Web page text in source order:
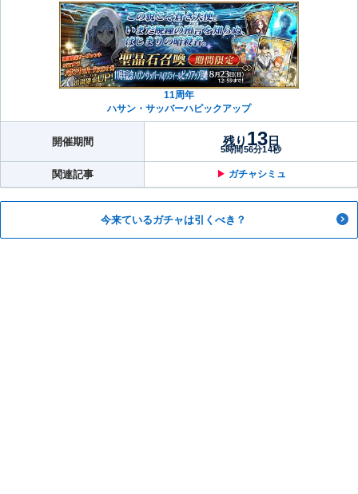
11周年
ハサン・サッバーハピックアップ
開催期間 残り 13日
5時間56分13秒
関連記事 ▶︎ ガチャシミュ
今来ているガチャは引くべき？